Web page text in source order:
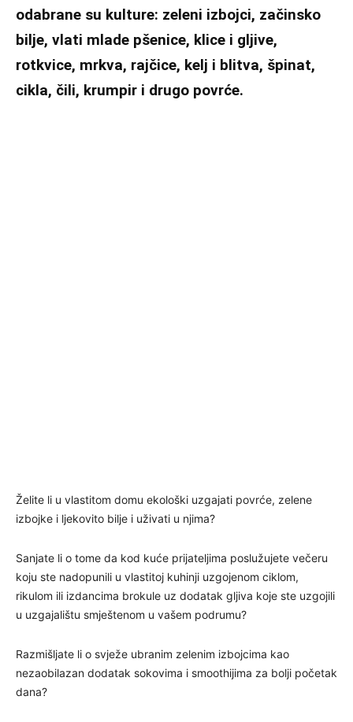
odabrane su kulture: zeleni izbojci, začinsko
bilje, vlati mlade pšenice, klice i gljive,
rotkvice, mrkva, rajčice, kelj i blitva, špinat,
cikla, čili, krumpir i drugo povrće.
Želite li u vlastitom domu ekološki uzgajati povrće, zelene
izbojke i ljekovito bilje i uživati u njima?
Sanjate li o tome da kod kuće prijateljima poslužujete večeru
koju ste nadopunili u vlastitoj kuhinji uzgojenom ciklom,
rikulom ili izdancima brokule uz dodatak gljiva koje ste uzgojili
u uzgajalištu smještenom u vašem podrumu?
Razmišljate li o svježe ubranim zelenim izbojcima kao
nezaobilazan dodatak sokovima i smoothijima za bolji početak
dana?